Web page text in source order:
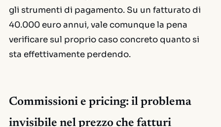
gli strumenti di pagamento. Su un fatturato di
40.000 euro annui, vale comunque la pena
verificare sul proprio caso concreto quanto si
sta effettivamente perdendo.
Commissioni e pricing: il problema
invisibile nel prezzo che fatturi